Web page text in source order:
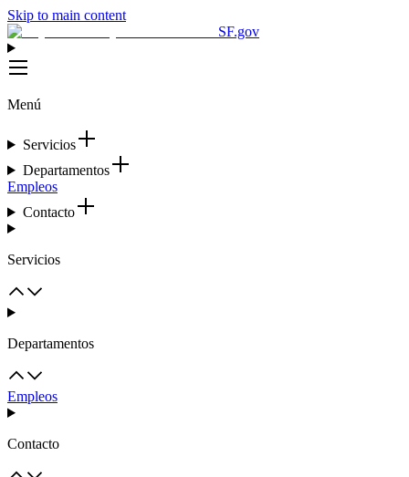
Skip to main content
SF.gov
Menú
Servicios
Departamentos
Empleos
Contacto
Servicios
Departamentos
Empleos
Contacto